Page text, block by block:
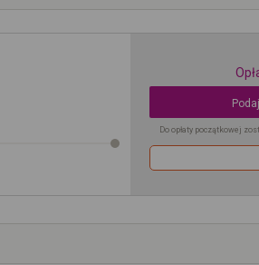
Do opłaty początkowej